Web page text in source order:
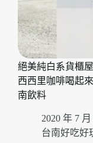
館)』
質
感
早
午
餐
推
台
南
絕美純白系貨櫃
西西里咖啡喝起
南飲料
2020 年 7 月
台南好吃好